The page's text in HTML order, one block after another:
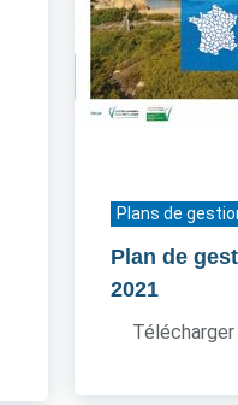
Plans de
Plan de
2021